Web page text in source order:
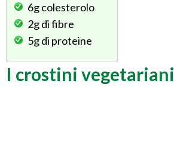
6gcolesterolo
2gdi fibre
5gdi proteine
I crostini vegetariani